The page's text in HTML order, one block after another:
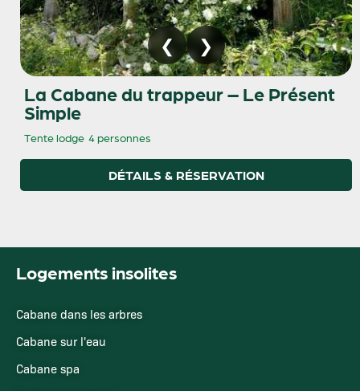
La Cabane du trappeur – Le Présent
Simple
Tente lodge 4 personnes
DÉTAILS & RÉSERVATION
Logements insolites
Cabane dans les arbres
Cabane sur l'eau
Cabane spa